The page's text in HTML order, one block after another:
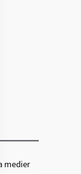
medier